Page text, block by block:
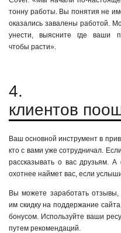
тонну работы. Вы понятия не
оказались завалены работой.
унести, выясните где ваши
чтобы расти».
4.
клиентов
Ваш основной инструмент в
кто с вами уже сотрудничал.
рассказывать о вас друзьям. А
охотнее наймет вас, если
Вы можете заработать
им скидку на поддержание
бонусом. Используйте ваши
путем рекомендаций.